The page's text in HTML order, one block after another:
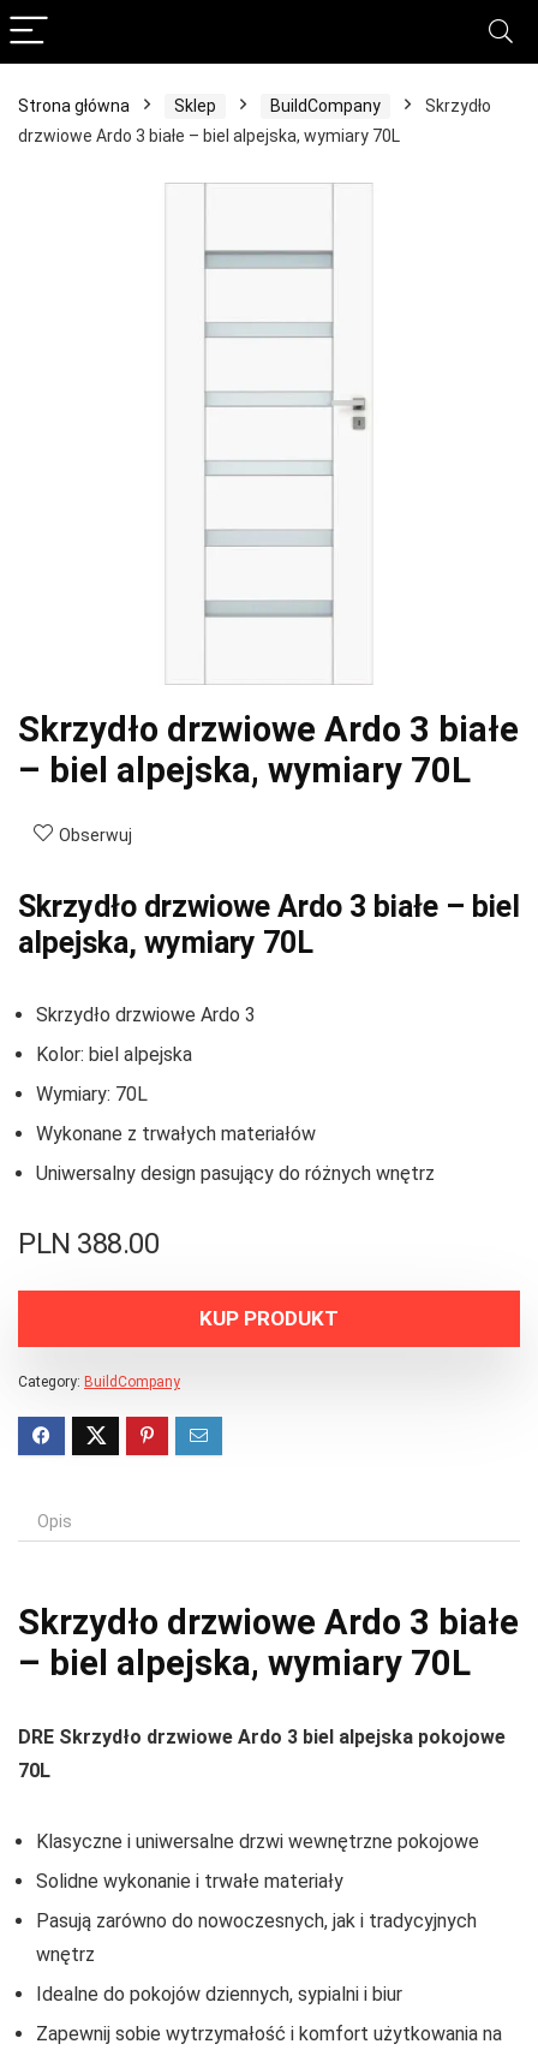
Strona główna Sklep BuildCompany
Skrzydło
drzwiowe Ardo 3 białe – biel alpejska, wymiary 70L
Skrzydło drzwiowe Ardo 3 białe
– biel alpejska, wymiary 70L
Obserwuj
Skrzydło drzwiowe Ardo 3 białe – biel
alpejska, wymiary 70L
Skrzydło drzwiowe Ardo 3
Kolor: biel alpejska
Wymiary: 70L
Wykonane z trwałych materiałów
Uniwersalny design pasujący do różnych wnętrz
PLN 388.00
KUP PRODUKT
Category: BuildCompany
Opis
Skrzydło drzwiowe Ardo 3 białe
– biel alpejska, wymiary 70L
DRE Skrzydło drzwiowe Ardo 3 biel alpejska pokojowe
70L
Klasyczne i uniwersalne drzwi wewnętrzne pokojowe
Solidne wykonanie i trwałe materiały
Pasują zarówno do nowoczesnych, jak i tradycyjnych
wnętrz
Idealne do pokojów dziennych, sypialni i biur
Zapewnij sobie wytrzymałość i komfort użytkowania na